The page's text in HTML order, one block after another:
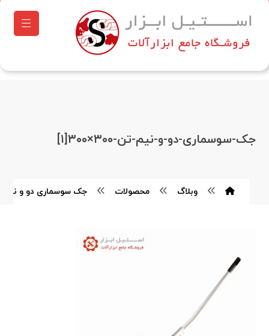
جک-سوسماری-دو-و-نیم-تن-۳۰۰×۳۰۰[۱]
وبلاگ محصولات جک سوسماری دو و نیم